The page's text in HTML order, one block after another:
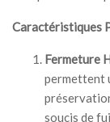
Caractéristiques
Fermeture
permettent
soucis de